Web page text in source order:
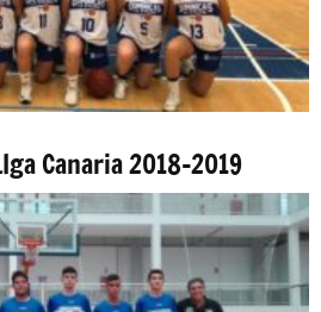
Canaria 2018-2019